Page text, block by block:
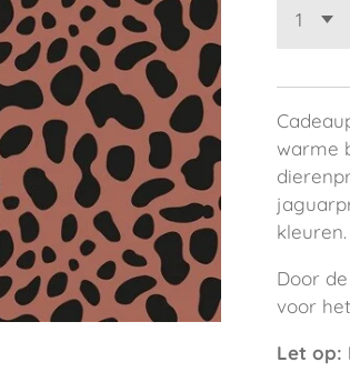
warme
kleuren.
Door
voor
Let op: